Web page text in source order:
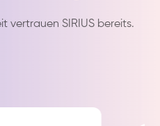
vertrauen SIRIUS bereits.